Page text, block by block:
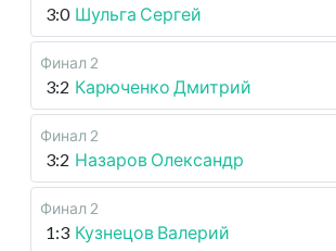
3:0 Шульга Сергей
Финал 2
3:2 Карюченко Дмитрий
Финал 2
3:2 Назаров Олександр
Финал 2
1:3 Кузнецов Валерий